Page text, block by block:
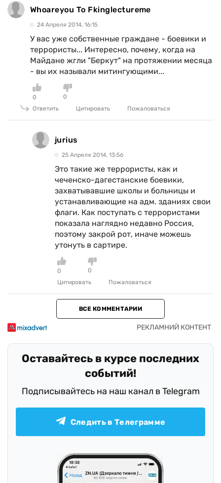
Whoareyou To Fkinglectureme
24 Апреля 2014, 16:15
У вас уже собственные граждане - боевики и
террористы... Интересно, почему, когда на
Майдане жгли "Беркут" на протяжении месяца
- вы их называли митингующими...
0
0
Ответить
Цитировать Пожаловаться
jurius
25 Апреля 2014, 13:56
Это такие же террористы, как и
чеченско-дагестанские боевики,
захватывавшие школы и больницы и
устанавливающие на адм. зданиях свои
флаги. Как поступать с террористами
показала наглядно недавно Россия,
поэтому закрой рот, иначе можешь
утонуть в сартире.
0
0
Цитировать
Пожаловаться
ВСЕ КОММЕНТАРИИ
Оставайтесь в курсе последних
событий!
Подписывайтесь на наш канал в Telegram
Следить в Телеграмме